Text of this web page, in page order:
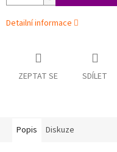
Detailní informace
ZEPTAT SE SDÍLET
Popis Diskuze